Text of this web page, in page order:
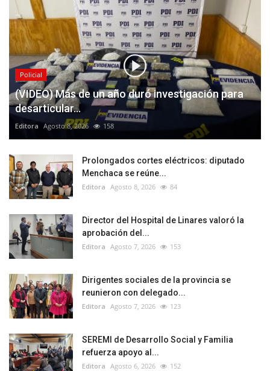
Policial
(VIDEO) Más de un año duró investigación para
desarticular...
Editora Agosto 8, 2026 158
Prolongados cortes eléctricos: diputado
Menchaca se reúne...
Editora Agosto 8, 2026 84
Director del Hospital de Linares valoró la
aprobación del...
Editora Agosto 7, 2026 153
Dirigentes sociales de la provincia se
reunieron con delegado...
Editora Agosto 7, 2026 123
SEREMI de Desarrollo Social y Familia
refuerza apoyo al...
Editora Agosto 6, 2026 152